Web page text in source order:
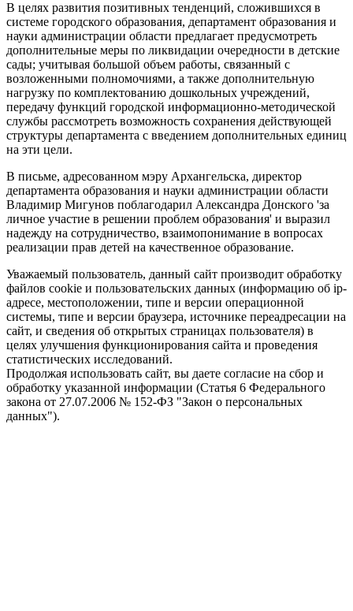
В целях развития позитивных тенденций, сложившихся в
системе городского образования, департамент образования и
науки администрации области предлагает предусмотреть
дополнительные меры по ликвидации очередности в детские
сады; учитывая большой объем работы, связанный с
возложенными полномочиями, а также дополнительную
нагрузку по комплектованию дошкольных учреждений,
передачу функций городской информационно-методической
службы рассмотреть возможность сохранения действующей
структуры департамента с введением дополнительных единиц
на эти цели.
В письме, адресованном мэру Архангельска, директор
департамента образования и науки администрации области
Владимир Мигунов поблагодарил Александра Донского 'за
личное участие в решении проблем образования' и выразил
надежду на сотрудничество, взаимопонимание в вопросах
реализации прав детей на качественное образование.
Уважаемый пользователь, данный сайт производит обработку
файлов cookie и пользовательских данных (информацию об ip-
адресе, местоположении, типе и версии операционной
системы, типе и версии браузера, источнике переадресации на
сайт, и сведения об открытых страницах пользователя) в
целях улучшения функционирования сайта и проведения
статистических исследований.
Продолжая использовать сайт, вы даете согласие на сбор и
обработку указанной информации (Статья 6 Федерального
закона от 27.07.2006 № 152-ФЗ "Закон о персональных
данных").